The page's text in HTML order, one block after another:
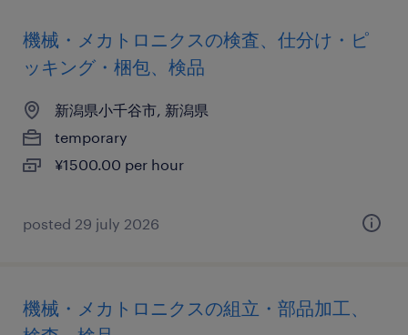
機械・メカトロニクスの検査、仕分け・ピ
ッキング・梱包、検品
新潟県小千谷市, 新潟県
temporary
¥1500.00 per hour
posted 29 july 2026
機械・メカトロニクスの組立・部品加工、